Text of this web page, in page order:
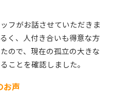
フがお話させていただきま
く、人付き合いも得意な方
ので、現在の孤立の大きな
ことを確認しました。
お声